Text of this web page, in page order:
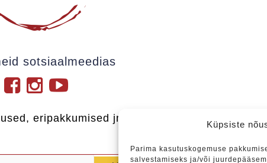
Küpsiste
Parima kasutuskogemuse
salvestamiseks ja/või
sotsiaalmeedias
eripakkumised jne), soovitame liituda meie